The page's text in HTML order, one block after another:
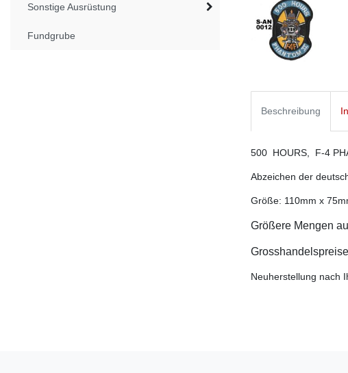
Sonstige Ausrüstung
Fundgrube
Beschreibung
500 HOURS, F-4
Abzeichen der
Größe: 110mm x
Größere Mengen
Neuherstellung nach